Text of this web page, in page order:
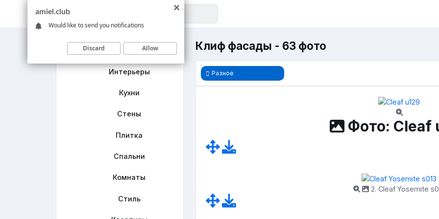
Главная
Интерьеры
Кухни
Стены
Плитка
Спальни
Комнаты
Стиль
Клиф фасады - 63 фото
Разное
Фото: Cleaf
2. Cleaf Yosemite
amiel.club
Would like to send you notifications
Discard Allow